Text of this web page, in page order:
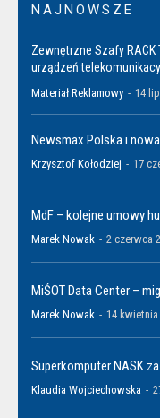
NAJNOWSZE
Zewnętrzne Szafy
urządzeń
Materiał Reklamowy - 14
Newsmax Polska i
Krzysztof Kołodziej - 17
MdF – kolejne umowy
Marek Nowak - 2 czerwca
MiŚOT Data Center –
Marek Nowak - 14 kwietnia
Superkomputer NASK
Klaudia Wojciechowska -